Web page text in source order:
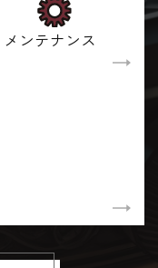
メンテナンス